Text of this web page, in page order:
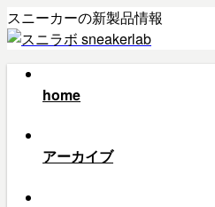
スニーカーの新製品情報
home
アーカイブ